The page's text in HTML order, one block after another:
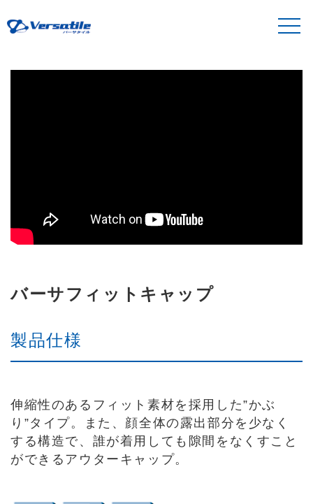
バーサフィットキャップ
製品仕様
伸縮性のあるフィット素材を採用した”かぶ
り”タイプ。また、顔全体の露出部分を少なく
する構造で、誰が着用しても隙間をなくすこと
ができるアウターキャップ。